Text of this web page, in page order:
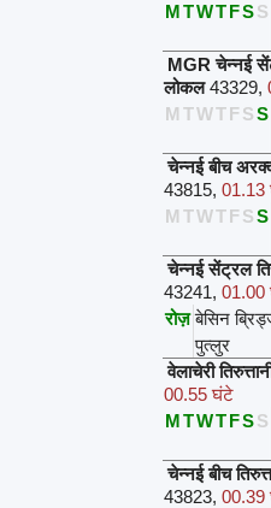
MTWTFSS
MGR चेन्नई
लोकल 43329,
M TWTFSS
चेन्नई बीच
43815, 01.13
M TWTFSS
चेन्नई सेंट्रल
43241, 01.00
रोज़ बेसिन
पुत्लुर
वेलाचेरी
00.55 घंटे
MTWTFSS
चेन्नई बीच
43823, 00.39